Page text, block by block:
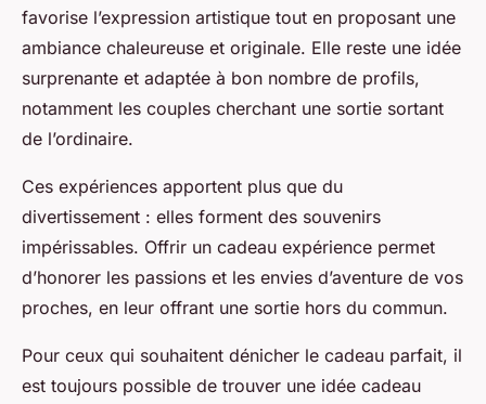
favorise l’expression artistique tout en proposant une
ambiance chaleureuse et originale. Elle reste une idée
surprenante et adaptée à bon nombre de profils,
notamment les couples cherchant une sortie sortant
de l’ordinaire.
Ces expériences apportent plus que du
divertissement : elles forment des souvenirs
impérissables. Offrir un cadeau expérience permet
d’honorer les passions et les envies d’aventure de vos
proches, en leur offrant une sortie hors du commun.
Pour ceux qui souhaitent dénicher le cadeau parfait, il
est toujours possible de trouver une idée cadeau